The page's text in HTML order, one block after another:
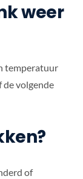
weer
temperatuur
de volgende
of